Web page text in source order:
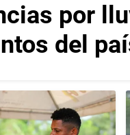
por
del